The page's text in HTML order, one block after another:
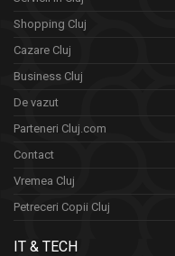
Shopping Cluj
Cazare Cluj
Business Cluj
De vazut
Parteneri Cluj.com
Contact
Vremea Cluj
Petreceri Copii Cluj
IT & TECH